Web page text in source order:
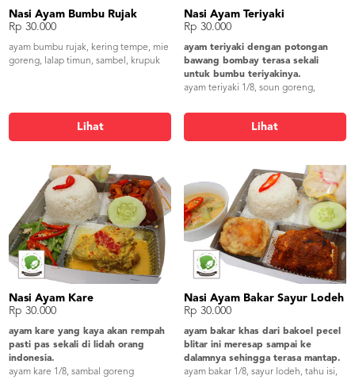
Nasi Ayam Bumbu Rujak
Rp 30.000
ayam bumbu rujak, kering tempe, mie
goreng, lalap timun, sambel, krupuk
Lihat
Nasi Ayam Teriyaki
Rp 30.000
ayam teriyaki dengan potongan
bawang bombay terasa sekali
untuk bumbu teriyakinya.
ayam teriyaki 1/8, soun goreng,
sambel, krupuk udang
Lihat
Nasi Ayam Kare
Rp 30.000
ayam kare yang kaya akan rempah
pasti pas sekali di lidah orang
indonesia.
ayam kare 1/8, sambal goreng
Nasi Ayam Bakar Sayur Lodeh
Rp 30.000
ayam bakar khas dari bakoel pecel
blitar ini meresap sampai ke
dalamnya sehingga terasa mantap.
ayam bakar 1/8, sayur lodeh, tahu isi,